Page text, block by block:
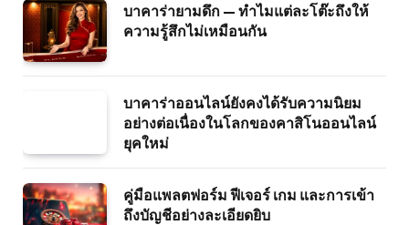
บาคาร่ายามดึก — ทำไมแต่ละโต๊ะถึงให้
ความรู้สึกไม่เหมือนกัน
บาคาร่าออนไลน์ยังคงได้รับความนิยม
อย่างต่อเนื่องในโลกของคาสิโนออนไลน์
ยุคใหม่
คู่มือแพลตฟอร์ม ฟีเจอร์ เกม และการเข้า
ถึงบัญชีอย่างละเอียดยิบ